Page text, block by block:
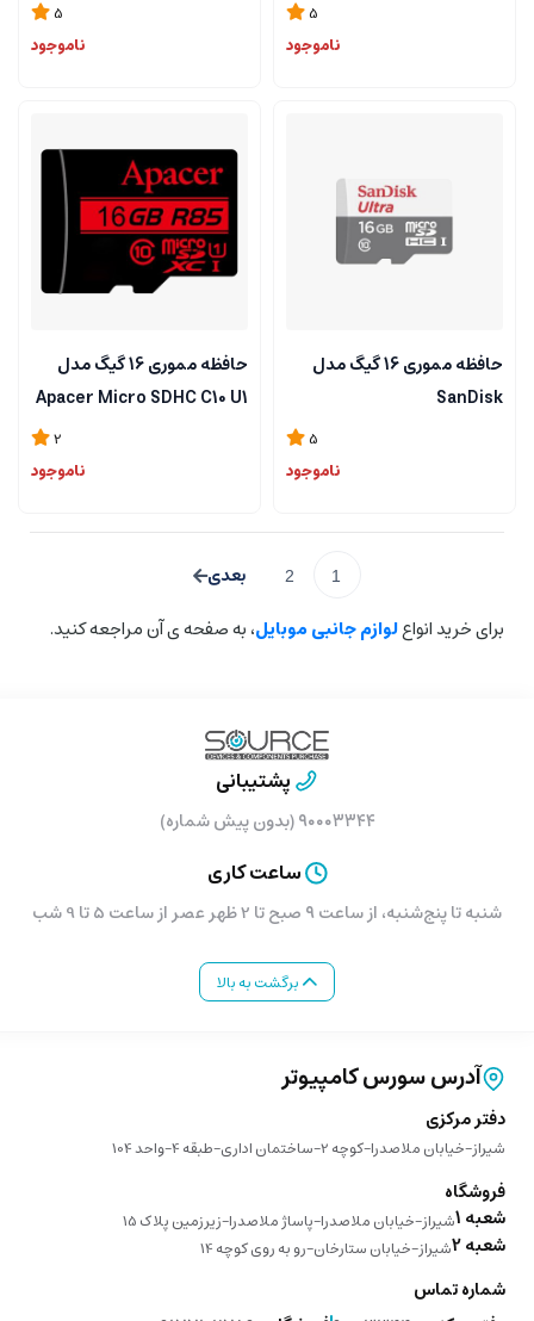
5
ناموجود
5
ناموجود
حافظه مموری 16 گیگ مدل
SanDisk
5
ناموجود
حافظه مموری 16 گیگ مدل
Apacer Micro SDHC C10 U1
ناموجود
2
برای خرید انواعلوازم جانبی موبایل، به صفحه ی آن مراجعه کنید.
پشتیبانی
۹۰۰۰۳۳۴۴ (بدون پیش شماره)
ساعت کاری
شنبه تا پنج‌شنبه، از ساعت ۹ صبح تا 2 ظهر عصر از ساعت 5 تا 9 شب
برگشت به بالا
آدرس سورس کامپیوتر
دفتر مرکزی
شیراز-خیابان ملاصدرا-کوچه 2-ساختمان اداری-طبقه 4-واحد 104
فروشگاه
شعبه 1 شیراز-خیابان ملاصدرا-پاساژ ملاصدرا-زیرزمین پلاک 15
شعبه 2 شیراز-خیابان ستارخان-رو به روی کوچه 14
شماره تماس